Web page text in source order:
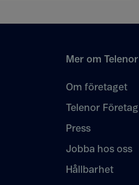
Mer om Telenor
Om företaget
Telenor Företag
Press
Jobba hos oss
Hållbarhet